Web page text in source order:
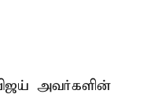
அவர்களின்